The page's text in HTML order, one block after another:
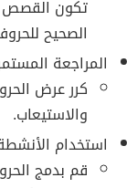
تكون القصص
الصحيح
المراجعة
كرر عرض
والاستيعاب.
استخدام
قم بدمج